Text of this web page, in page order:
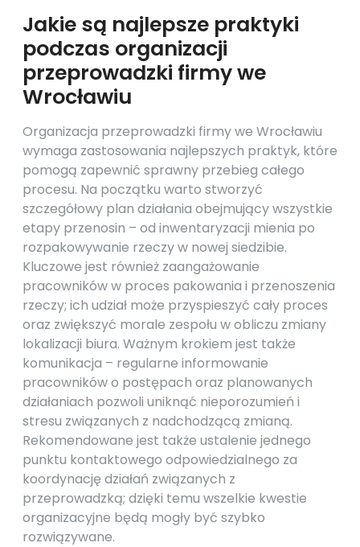
Jakie są najlepsze praktyki
podczas organizacji
przeprowadzki firmy we
Wrocławiu
Organizacja przeprowadzki firmy we Wrocławiu
wymaga zastosowania najlepszych praktyk, które
pomogą zapewnić sprawny przebieg całego
procesu. Na początku warto stworzyć
szczegółowy plan działania obejmujący wszystkie
etapy przenosin – od inwentaryzacji mienia po
rozpakowywanie rzeczy w nowej siedzibie.
Kluczowe jest również zaangażowanie
pracowników w proces pakowania i przenoszenia
rzeczy; ich udział może przyspieszyć cały proces
oraz zwiększyć morale zespołu w obliczu zmiany
lokalizacji biura. Ważnym krokiem jest także
komunikacja – regularne informowanie
pracowników o postępach oraz planowanych
działaniach pozwoli uniknąć nieporozumień i
stresu związanych z nadchodzącą zmianą.
Rekomendowane jest także ustalenie jednego
punktu kontaktowego odpowiedzialnego za
koordynację działań związanych z
przeprowadzką; dzięki temu wszelkie kwestie
organizacyjne będą mogły być szybko
rozwiązywane.